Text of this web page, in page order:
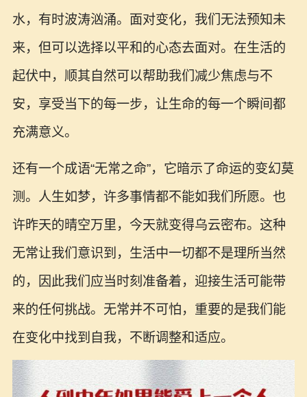
水，有时波涛汹涌。面对变化，我们无法预知未
来，但可以选择以平和的心态去面对。在生活的
起伏中，顺其自然可以帮助我们减少焦虑与不
安，享受当下的每一步，让生命的每一个瞬间都
充满意义。
还有一个成语“无常之命”，它暗示了命运的变幻莫
测。人生如梦，许多事情都不能如我们所愿。也
许昨天的晴空万里，今天就变得乌云密布。这种
无常让我们意识到，生活中一切都不是理所当然
的，因此我们应当时刻准备着，迎接生活可能带
来的任何挑战。无常并不可怕，重要的是我们能
在变化中找到自我，不断调整和适应。